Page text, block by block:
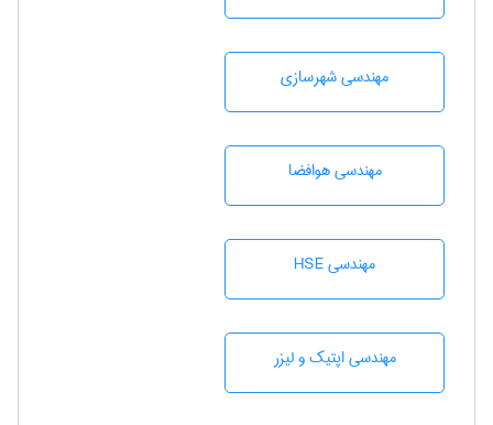
مهندسی شهرسازی
مهندسی هوافضا
مهندسی HSE
مهندسی اپتیک و لیزر